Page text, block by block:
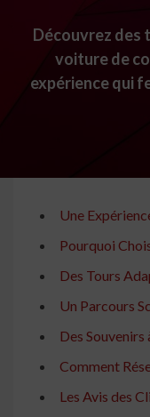
Découvrez des
voiture de
expérience qui
Une
Pourquoi
Des Tours
Un Parcours
Des
Comment
Les Avis des